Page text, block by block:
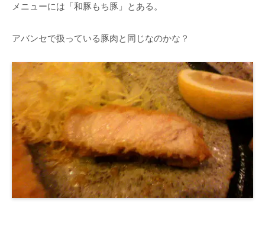
メニューには「和豚もち豚」とある。
アバンセで扱っている豚肉と同じなのかな？